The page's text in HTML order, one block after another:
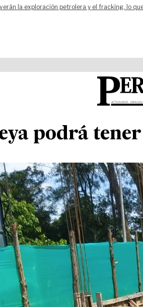
la exploración petrolera y el fracking, lo
podrá